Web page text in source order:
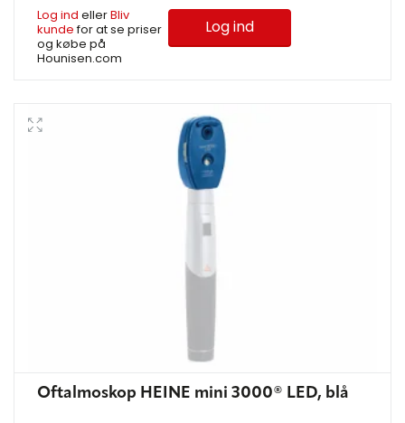
Log ind ellerBliv
kundefor at se priser
og købe på
Hounisen.com
Log ind
Oftalmoskop HEINE mini 3000® LED, blå